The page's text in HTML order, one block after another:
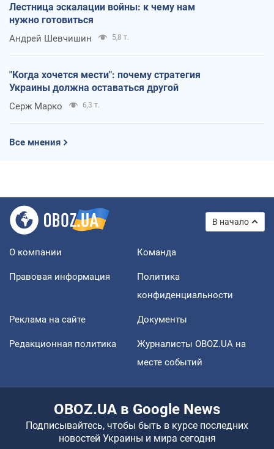
Лестница эскалации войны: к чему нам
нужно готовиться
Андрей Шевчишин 5,8 т.
"Когда хочется мести": почему стратегия
Украины должна оставаться другой
Серж Марко 6,3 т.
Все мнения
В начало
О компании Команда
Правовая информация
Политика
конфиденциальности
Реклама на сайте Документы
Редакционная политика
Журналисты OBOZ.UA на
месте событий
OBOZ.UA в Google News
Подписывайтесь, чтобы быть в курсе последних
новостей Украины и мира сегодня